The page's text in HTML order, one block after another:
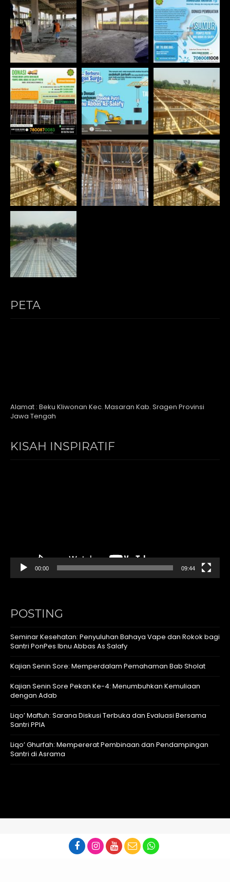
PETA
Alamat : Beku Kliwonan Kec. Masaran Kab. Sragen Provinsi
Jawa Tengah
KISAH INSPIRATIF
00:00 09:44
POSTING
Seminar Kesehatan: Penyuluhan Bahaya Vape dan Rokok bagi
Santri PonPes Ibnu Abbas As Salafy
Kajian Senin Sore: Memperdalam Pemahaman Bab Sholat
Kajian Senin Sore Pekan Ke-4: Menumbuhkan Kemuliaan
dengan Adab
Liqo’ Maftuh: Sarana Diskusi Terbuka dan Evaluasi Bersama
Santri PPIA
Liqo’ Ghurfah: Mempererat Pembinaan dan Pendampingan
Santri di Asrama
Tema AkademiMedia PPIA 2022